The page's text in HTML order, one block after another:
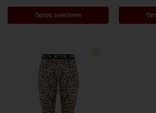
Opties selecteren